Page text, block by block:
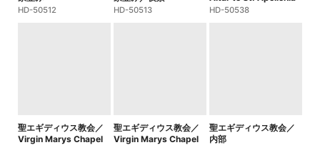
HD-50512 HD-50513 HD-50538
聖エギディウス教会／
Virgin Marys Chapel
聖エギディウス教会／
Virgin Marys Chapel
聖エギディウス教会／
内部